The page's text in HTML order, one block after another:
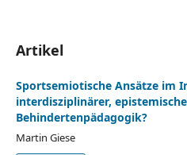
Artikel
Sportsemiotische Ansätze im
interdisziplinärer,
Behindertenpädagogik?
Martin Giese